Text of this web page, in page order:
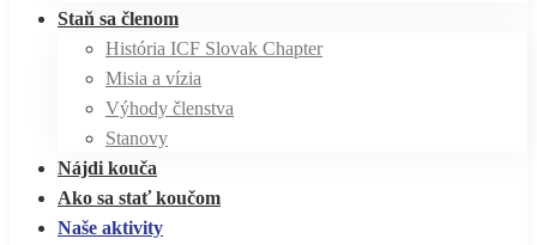
Staň sa členom
História ICF Slovak Chapter
Misia a vízia
Výhody členstva
Stanovy
Nájdi kouča
Ako sa stať koučom
Naše aktivity